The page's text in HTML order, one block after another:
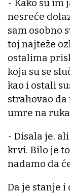
- Kako su im
nesreće
sam osobno
toj najteže
ostalima
koja su se
kao i ostali
strahovao
umre na
- Disala je,
krvi. Bilo je
nadamo da
Da je stanje